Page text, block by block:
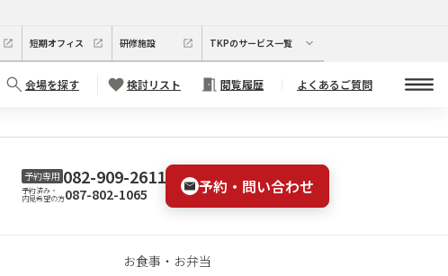
短期オフィス 研修施設 TKPのサービス一覧
会場を探す 検討リスト 閲覧履歴 よくあるご質問
予約専用 082-909-2611
予約済み・
内見希望の方087-802-1065 予約・問い合わせ
お食事・お弁当